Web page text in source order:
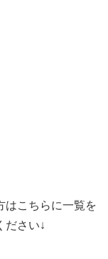
はこちらに一覧を
ださい↓